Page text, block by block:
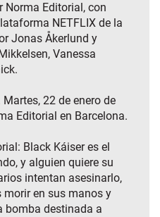
Editorial, con
NETFLIX de la
Jonas Åkerlund y
Vanessa
22 de enero de
Editorial en Barcelona.
Black Káiser es el
y alguien quiere su
intentan asesinarlo,
morir en sus manos y
bomba destinada a